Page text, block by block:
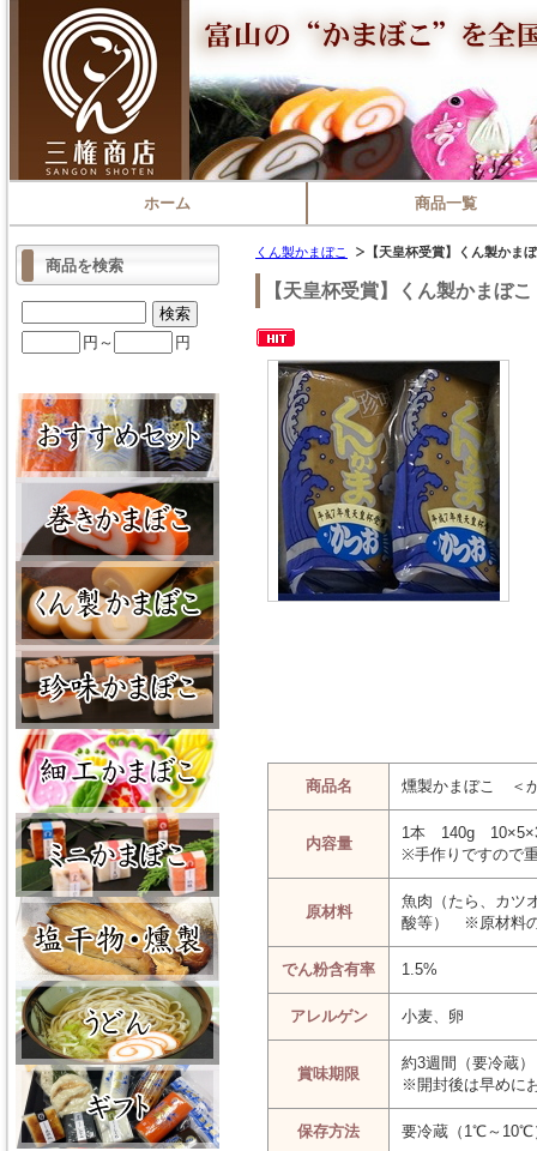
ホーム 商品一覧
くん製かまぼこ 【天皇杯受賞】くん製かま
【天皇杯受賞】くん製かまぼ
商品名 燻製かまぼこ ＜
内容量
1本 140g
※手作りですので
原材料
魚肉（たら、カツ
酸等） ※原材料
でん粉含有率 1.5%
アレルゲン 小麦、卵
賞味期限
約3週間（要冷蔵）
※開封後は早めに
保存方法 要冷蔵（1℃～10℃
商品を検索
円～ 円